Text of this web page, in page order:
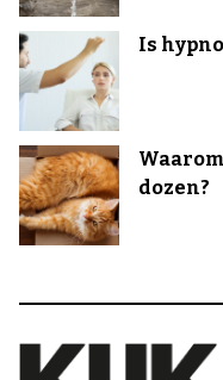
Is
dozen?